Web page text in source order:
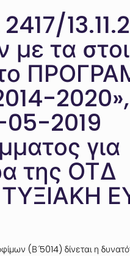
τα
05-2019
για
της ΟΤΔ
(Β ́5014) δίνεται η